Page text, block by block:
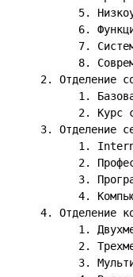
5.
6.
7.
8.
2. Отделение
1.
2. Курс
3. Отделение
1.
2.
3.
4.
4. Отделение
1.
2.
3.